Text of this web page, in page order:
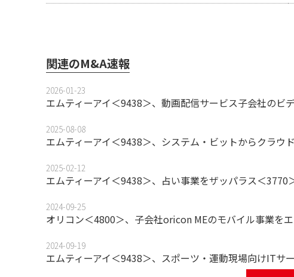
関連のM&A速報
2026-01-23
エムティーアイ＜9438＞、動画配信サービス子会社のビ
2025-08-08
エムティーアイ＜9438＞、システム・ビットからクラウ
2025-02-12
エムティーアイ＜9438＞、占い事業をザッパラス＜3770
2024-09-25
オリコン＜4800＞、子会社oricon MEのモバイル事業を
2024-09-19
エムティーアイ＜9438＞、スポーツ・運動現場向けITサ